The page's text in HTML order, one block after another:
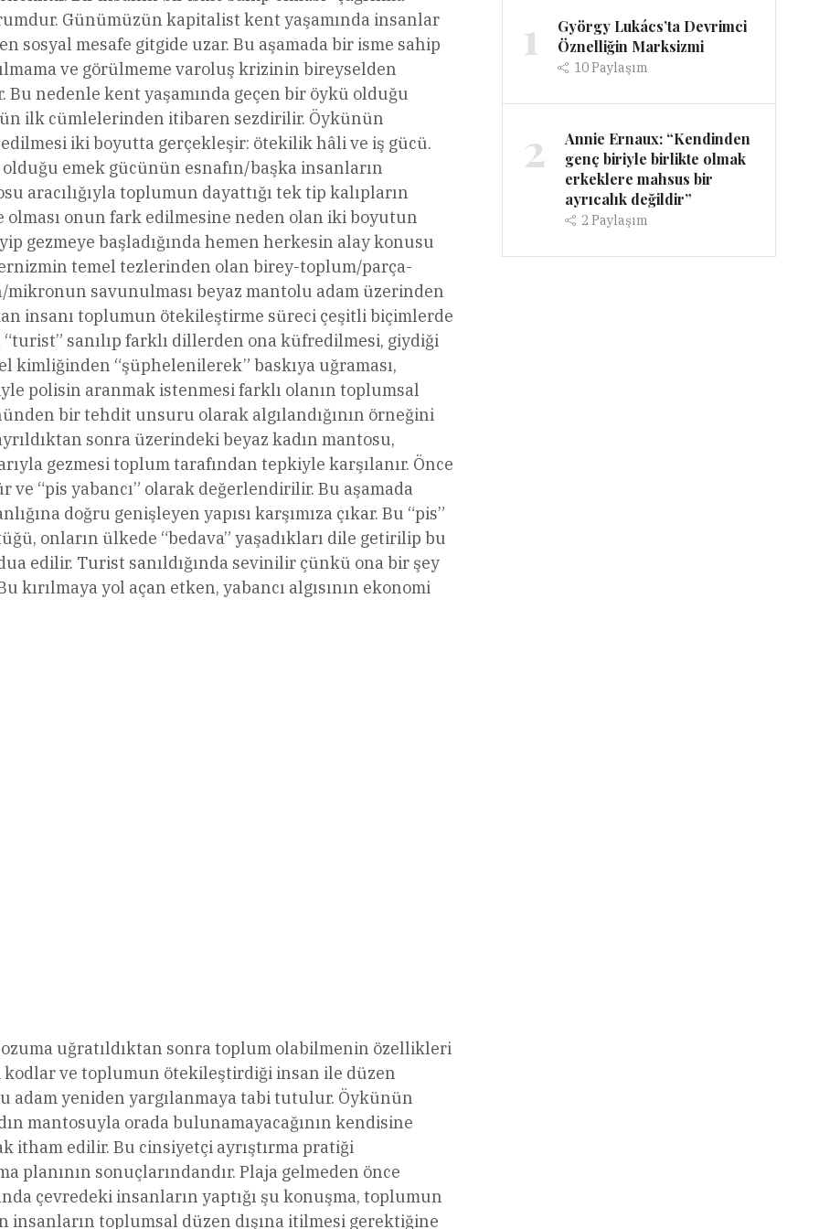
Günümüzün kapitalist kent yaşamında insanlar
sosyal mesafe gitgide uzar. Bu aşamada bir isme sahip
ve görülmeme varoluş krizinin bireyselden
nedenle kent yaşamında geçen bir öykü olduğu
ilk cümlelerinden itibaren sezdirilir. Öykünün
iki boyutta gerçekleşir: ötekilik hâli ve iş gücü.
emek gücünün esnafın/başka insanların
aracılığıyla toplumun dayattığı tek tip kalıpların
olması onun fark edilmesine neden olan iki boyutun
gezmeye başladığında hemen herkesin alay konusu
temel tezlerinden olan birey-toplum/parça-
mikronun savunulması beyaz mantolu adam üzerinden
insanı toplumun ötekileştirme süreci çeşitli biçimlerde
sanılıp farklı dillerden ona küfredilmesi, giydiği
kimliğinden “şüphelenilerek” baskıya uğraması,
polisin aranmak istenmesi farklı olanın toplumsal
bir tehdit unsuru olarak algılandığının örneğini
sonra üzerindeki beyaz kadın mantosu,
gezmesi toplum tarafından tepkiyle karşılanır. Önce
ve “pis yabancı” olarak değerlendirilir. Bu aşamada
doğru genişleyen yapısı karşımıza çıkar. Bu “pis”
onların ülkede “bedava” yaşadıkları dile getirilip bu
edilir. Turist sanıldığında sevinilir çünkü ona bir şey
kırılmaya yol açan etken, yabancı algısının ekonomi
uğratıldıktan sonra toplum olabilmenin özellikleri
ve toplumun ötekileştirdiği insan ile düzen
adam yeniden yargılanmaya tabi tutulur. Öykünün
mantosuyla orada bulunamayacağının kendisine
itham edilir. Bu cinsiyetçi ayrıştırma pratiği
sonuçlarındandır. Plaja gelmeden önce
çevredeki insanların yaptığı şu konuşma, toplumun
insanların toplumsal düzen dışına itilmesi gerektiğine
1
György Lukács’ta Devrimci
Öznelliğin Marksizmi
10Paylaşım
2
Annie Ernaux: “Kendinden
genç biriyle birlikte olmak
erkeklere mahsus bir
ayrıcalık değildir”
2Paylaşım